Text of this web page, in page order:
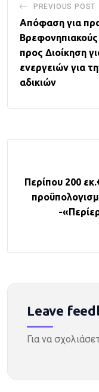
PREVIOUS POST
Απόφαση για
προς Διοίκηση
ενεργειών για
αδικιών
Περίπου 200
-
Leave
Για να